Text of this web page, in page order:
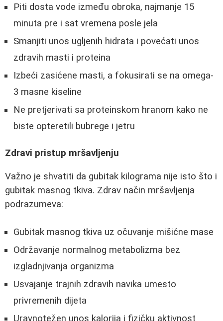
Piti dosta vode između obroka, najmanje 15
minuta pre i sat vremena posle jela
Smanjiti unos ugljenih hidrata i povećati unos
zdravih masti i proteina
Izbeći zasićene masti, a fokusirati se na omega-
3 masne kiseline
Ne pretjerivati sa proteinskom hranom kako ne
biste opteretili bubrege i jetru
Zdravi pristup mršavljenju
Važno je shvatiti da gubitak kilograma nije isto što i
gubitak masnog tkiva. Zdrav način mršavljenja
podrazumeva:
Gubitak masnog tkiva uz očuvanje mišićne mase
Održavanje normalnog metabolizma bez
izgladnjivanja organizma
Usvajanje trajnih zdravih navika umesto
privremenih dijeta
Uravnotežen unos kalorija i fizičku aktivnost